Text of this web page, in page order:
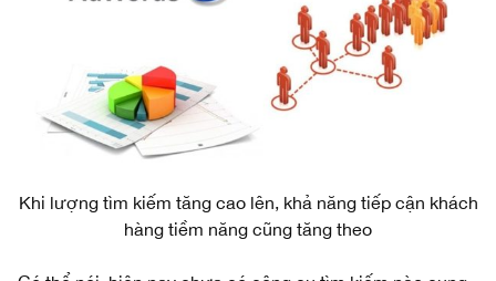
Khi lượng tìm kiếm tăng cao lên, khả năng tiếp cận khách
hàng tiềm năng cũng tăng theo